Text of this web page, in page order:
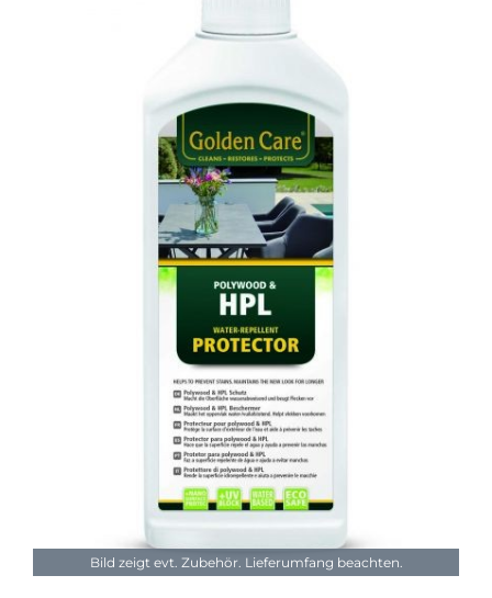
Bild zeigt evt. Zubehör. Lieferumfang beachten.